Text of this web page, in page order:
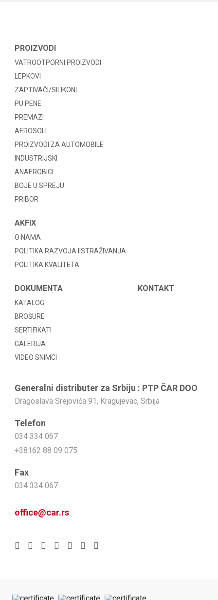
PROIZVODI
VATROOTPORNI PROIZVODI
LEPKOVI
ZAPTIVAČI/SILIKONI
PU PENE
PREMAZI
AEROSOLI
PROIZVODI ZA AUTOMOBILE
INDUSTRIJSKI
ANAEROBICI
BOJE U SPREJU
PRIBOR
AKFIX
O NAMA
POLITIKA RAZVOJA IISTRAŽIVANJA
POLITIKA KVALITETA
DOKUMENTA
KATALOG
BROŠURE
SERTIFIKATI
GALERIJA
VIDEO SNIMCI
KONTAKT
Generalni distributer za Srbiju : PTP ČAR DOO
Dragoslava Srejovića 91, Kragujevac, Srbija
Telefon
034 334 067
+38162 88 09 075
Fax
034 334 067
office@car.rs